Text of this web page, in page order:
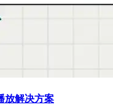
放解决方案